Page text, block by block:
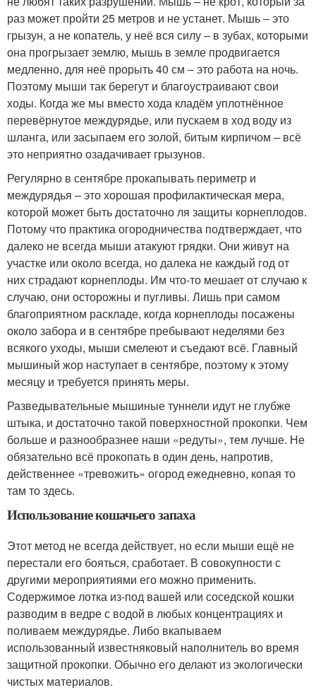
раз может пройти 25 метров и не устанет. Мышь – это
грызун, а не копатель, у неё вся силу – в зубах, которыми
она прогрызает землю, мышь в земле продвигается
медленно, для неё прорыть 40 см – это работа на ночь.
Поэтому мыши так берегут и благоустраивают свои
ходы. Когда же мы вместо хода кладём уплотнённое
перевёрнутое междурядье, или пускаем в ход воду из
шланга, или засыпаем его золой, битым кирпичом – всё
это неприятно озадачивает грызунов.
Регулярно в сентябре прокапывать периметр и
междурядья – это хорошая профилактическая мера,
которой может быть достаточно ля защиты корнеплодов.
Потому что практика огородничества подтверждает, что
далеко не всегда мыши атакуют грядки. Они живут на
участке или около всегда, но далека не каждый год от
них страдают корнеплоды. Им что-то мешает от случаю к
случаю, они осторожны и пугливы. Лишь при самом
благоприятном раскладе, когда корнеплоды посажены
около забора и в сентябре пребывают неделями без
всякого уходы, мыши смелеют и съедают всё. Главный
мышиный жор наступает в сентябре, поэтому к этому
месяцу и требуется принять меры.
Разведывательные мышиные туннели идут не глубже
штыка, и достаточно такой поверхностной прокопки. Чем
больше и разнообразнее наши «редуты», тем лучше. Не
обязательно всё прокопать в один день, напротив,
действеннее «тревожить» огород ежедневно, копая то
там то здесь.
Использование кошачьего запаха
Этот метод не всегда действует, но если мыши ещё не
перестали его бояться, сработает. В совокупности с
другими мероприятиями его можно применить.
Содержимое лотка из-под вашей или соседской кошки
разводим в ведре с водой в любых концентрациях и
поливаем междурядье. Либо вкапываем
использованный известняковый наполнитель во время
защитной прокопки. Обычно его делают из экологически
чистых материалов.